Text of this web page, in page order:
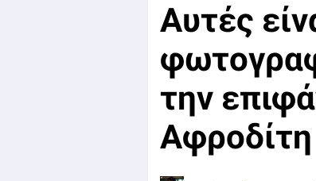
Αυτές
την
Οι μόνοι που έχουν καταφέρει να στείλουν εικόνες
από την επιφάνεια του πλανήτη Αφροδίτη είναι
τέσσερα διαστημόπλοια, όλα της Σοβιετικής Ένωσης,